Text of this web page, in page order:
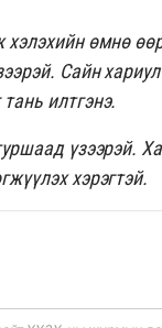
хэлэхийн өмнө
Сайн
илтгэнэ.
үзээрэй.
хэрэгтэй.